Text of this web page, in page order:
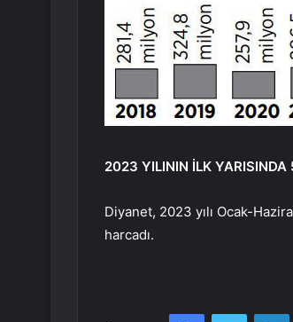
2023 YILININ İLK YARISINDA
Diyanet, 2023 yılı Ocak-
harcadı.
FacebookTwitter